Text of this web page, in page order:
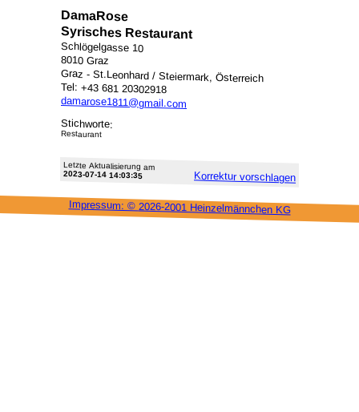
DamaRose
Syrisches Restaurant
Schlögelgasse 10
8010 Graz
Graz - St.Leonhard / Steiermark, Österreich
Tel: +43 681 20302918
damarose1811@gmail.com
Stichworte:
Restaurant
Letzte Aktu­alisie­rung am
2023-07-14 14:03:35 Korrektur vor­schlagen
Impressum: © 2026-2001 Heinzel­männchen KG